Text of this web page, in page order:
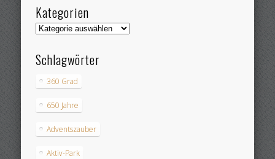
Kategorien
Kategorien
Schlagwörter
360 Grad
650 Jahre
Adventszauber
Aktiv-Park